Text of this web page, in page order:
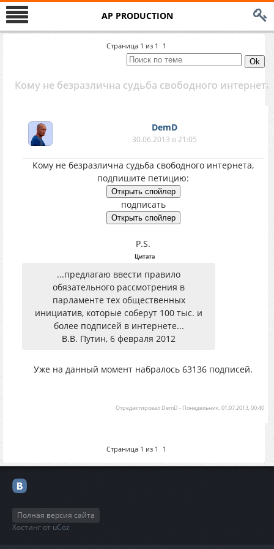
AP PRODUCTION
Страница 1 из 1 1
Кому не безразлична судьба свободного интернета
DemD
30.06.2013 в 21:05
Кому не безразлична судьба свободного интернета,
подпишите петицию:
подписать
P.S.
Цитата
...предлагаю ввести правило
обязательного рассмотрения в
парламенте тех общественных
инициатив, которые соберут 100 тыс. и
более подписей в интернете...
В.В. Путин, 6 февраля 2012
Уже на данный момент набралось 63136 подписей.
Отредактировал DemD - Понедельник, 01.07.2013, 00:40
Страница 1 из 1 1
Полная версия сайта
Хостинг от uCoz